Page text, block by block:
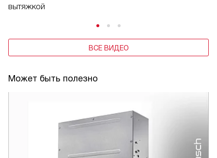
вытяжкой
ВСЕ ВИДЕО
Может быть полезно